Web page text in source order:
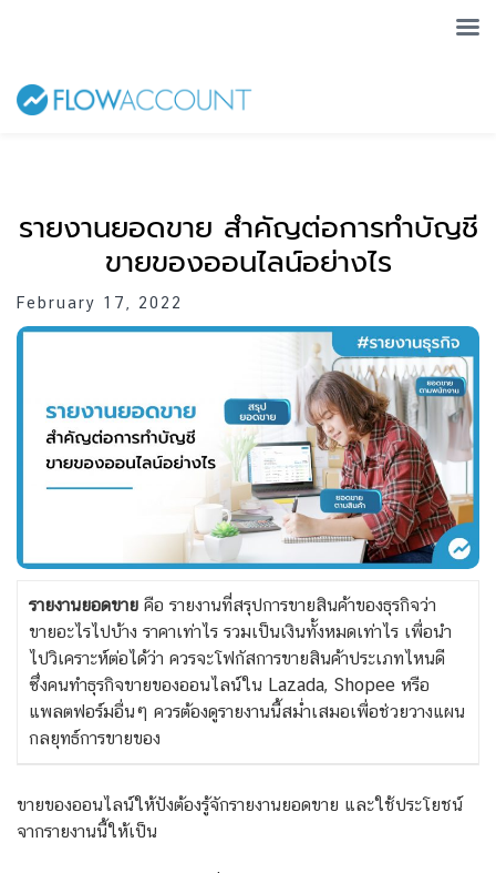
รายงานยอดขาย สำคัญต่อการทำบัญชี
ขายของออนไลน์อย่างไร
February 17, 2022
รายงานยอดขาย คือ รายงานที่สรุปการขายสินค้าของธุรกิจว่า
ขายอะไรไปบ้าง ราคาเท่าไร รวมเป็นเงินทั้งหมดเท่าไร เพื่อนำ
ไปวิเคราะห์ต่อได้ว่า ควรจะโฟกัสการขายสินค้าประเภทไหนดี
ซึ่งคนทำธุรกิจขายของออนไลน์ใน Lazada, Shopee หรือ
แพลตฟอร์มอื่นๆ ควรต้องดูรายงานนี้สม่ำเสมอเพื่อช่วยวางแผน
กลยุทธ์การขายของ
ขายของออนไลน์ให้ปังต้องรู้จักรายงานยอดขาย และใช้ประโยชน์
จากรายงานนี้ให้เป็น